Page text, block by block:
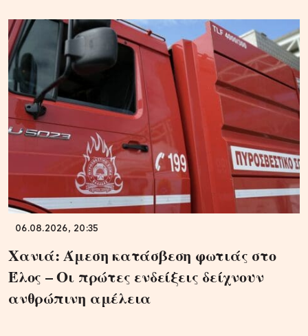
06.08.2026, 20:35
Χανιά: Άμεση κατάσβεση φωτιάς στο
Έλος – Οι πρώτες ενδείξεις δείχνουν
ανθρώπινη αμέλεια